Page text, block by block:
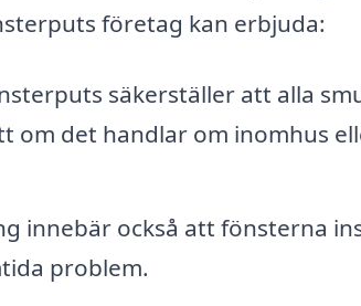
företag kan erbjuda:
säkerställer att alla
om det handlar om inomhus
innebär också att fönsterna
problem.